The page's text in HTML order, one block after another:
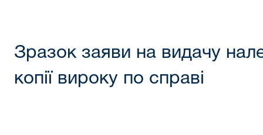
Зразок заяви на видачу
копії вироку по справі